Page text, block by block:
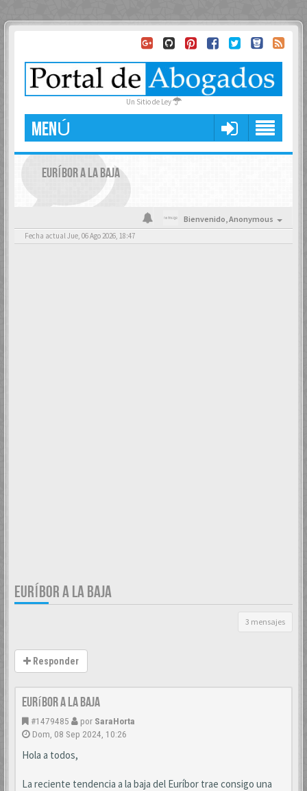
Un Sitio de Ley
MENÚ
EURÍBOR A LA BAJA
Bienvenido,Anonymous
Fecha actual Jue, 06 Ago 2026, 18:47
EURÍBOR A LA BAJA
3 mensajes
Responder
Euríbor a la baja
#1479485 por SaraHorta
Dom, 08 Sep 2024, 10:26
Hola a todos,
La reciente tendencia a la baja del Euríbor trae consigo una